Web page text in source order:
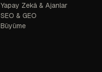
Yapay Zekâ & Ajanlar
SEO & GEO
Büyüme